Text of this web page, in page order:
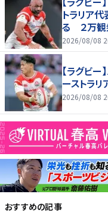
トラリア
る ２万観
も負けは
2026/08/08
【ラグビー
ーストラ
2026/08/08
おすすめの記事